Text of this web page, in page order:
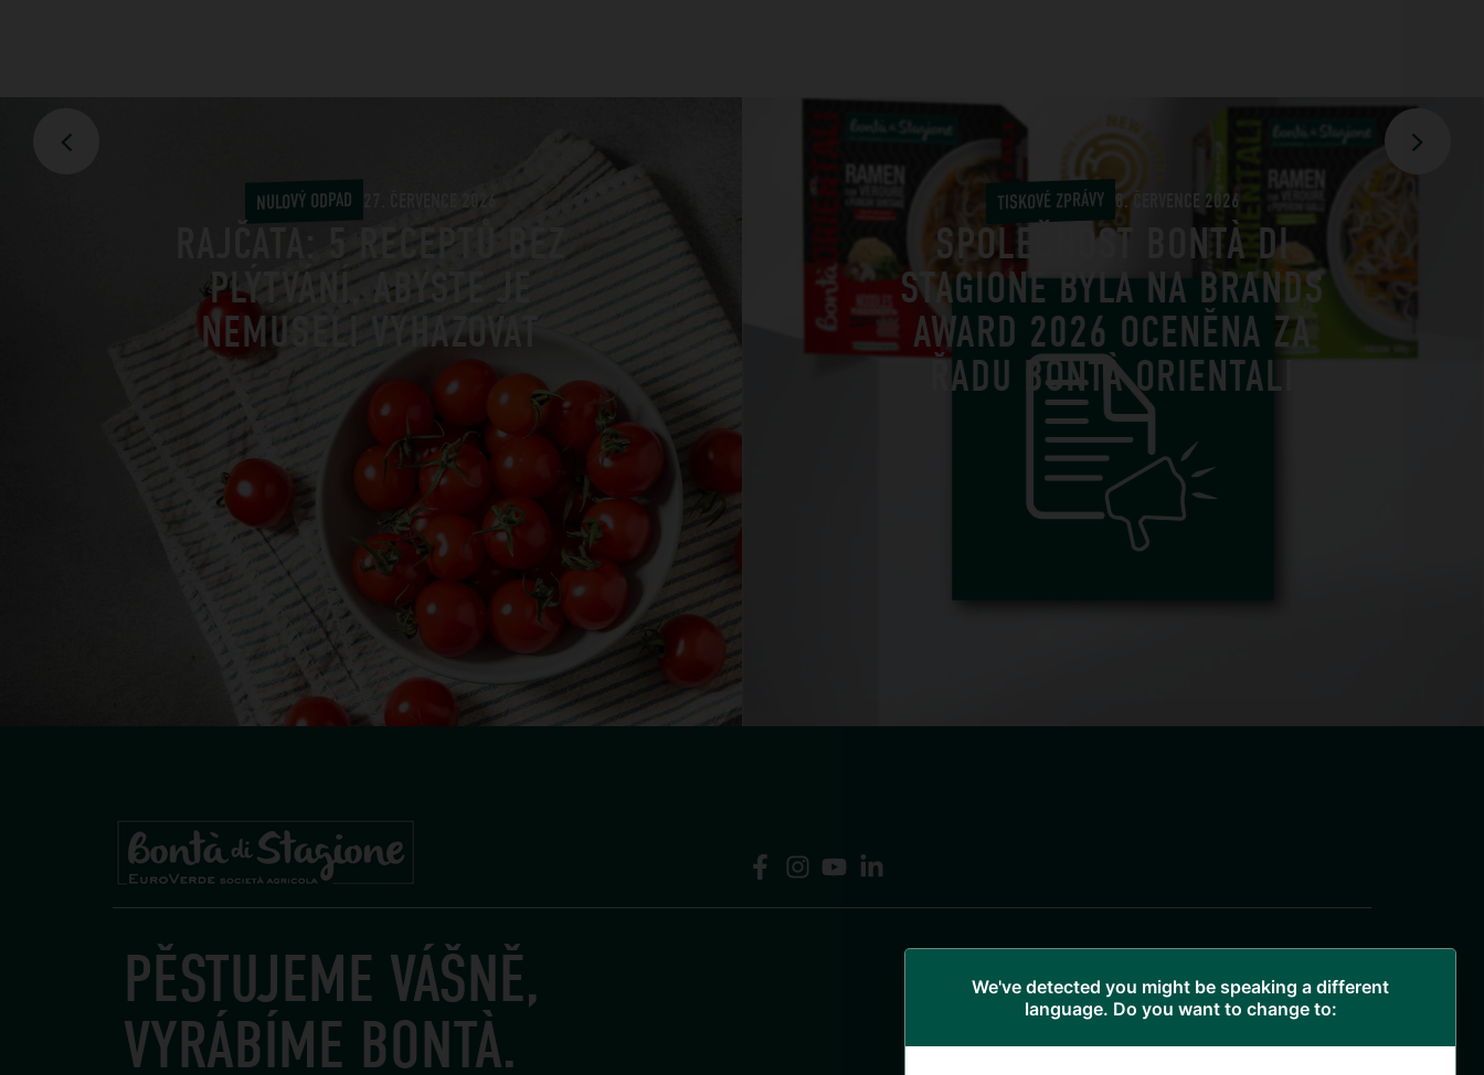
NULOVÝ ODPAD 27. ČERVENCE 2026
RAJČATA: 5 RECEPTŮ BEZ
PLÝTVÁNÍ, ABYSTE JE
NEMUSELI VYHAZOVAT
TISKOVÉ ZPRÁVY 8. ČERVENCE 2026
SPOLEČNOST BONTÀ DI
STAGIONE BYLA NA BRANDS
AWARD 2026 OCENĚNA ZA
ŘADU BONTÀ ORIENTALI
PĚSTUJEME VÁŠNĚ,
VYRÁBÍME BONTÀ.
Produkty
Recepty
Časopis
We've detected you might be speaking a different
language. Do you want to change to: